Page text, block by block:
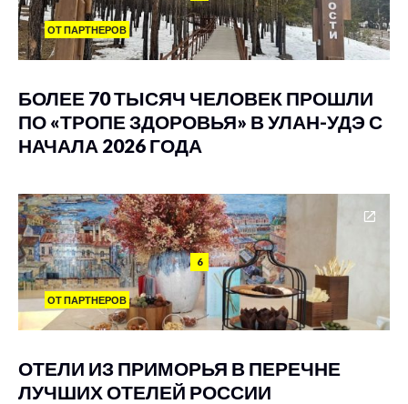
ОТ ПАРТНЕРОВ
БОЛЕЕ 70 ТЫСЯЧ ЧЕЛОВЕК ПРОШЛИ
ПО «ТРОПЕ ЗДОРОВЬЯ» В УЛАН-УДЭ С
НАЧАЛА 2026 ГОДА
6
ОТ ПАРТНЕРОВ
ОТЕЛИ ИЗ ПРИМОРЬЯ В ПЕРЕЧНЕ
ЛУЧШИХ ОТЕЛЕЙ РОССИИ